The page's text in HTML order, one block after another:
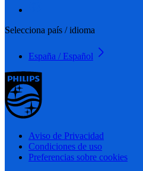
Selecciona país / idioma
España / Español
Aviso de Privacidad
Condiciones de uso
Preferencias sobre cookies